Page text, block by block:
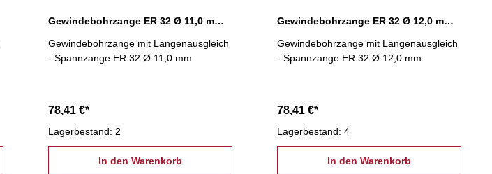
Gewindebohrzange ER 32 Ø 11,0 mm, Längenausgleich
Gewindebohrzange mit Längenausgleich
- Spannzange ER 32 Ø 11,0 mm
78,41 €*
Lagerbestand: 2
In den Warenkorb
Gewindebohrzange ER 32 Ø 12,0 mm, Längenausgleich
Gewindebohrzange mit Längenausgleich
- Spannzange ER 32 Ø 12,0 mm
78,41 €*
Lagerbestand: 4
In den Warenkorb